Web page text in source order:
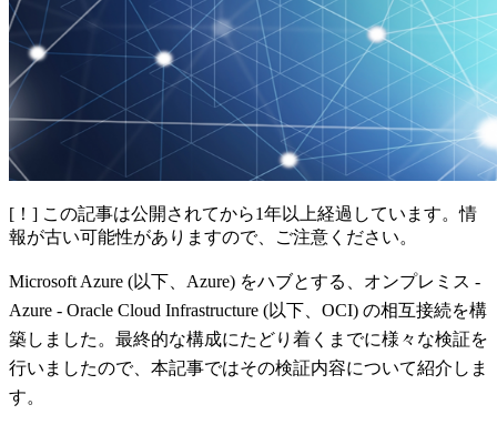
[！] この記事は公開されてから1年以上経過しています。情
報が古い可能性がありますので、ご注意ください。
Microsoft Azure (以下、Azure) をハブとする、オンプレミス -
Azure - Oracle Cloud Infrastructure (以下、OCI) の相互接続を構
築しました。最終的な構成にたどり着くまでに様々な検証を
行いましたので、本記事ではその検証内容について紹介しま
す。